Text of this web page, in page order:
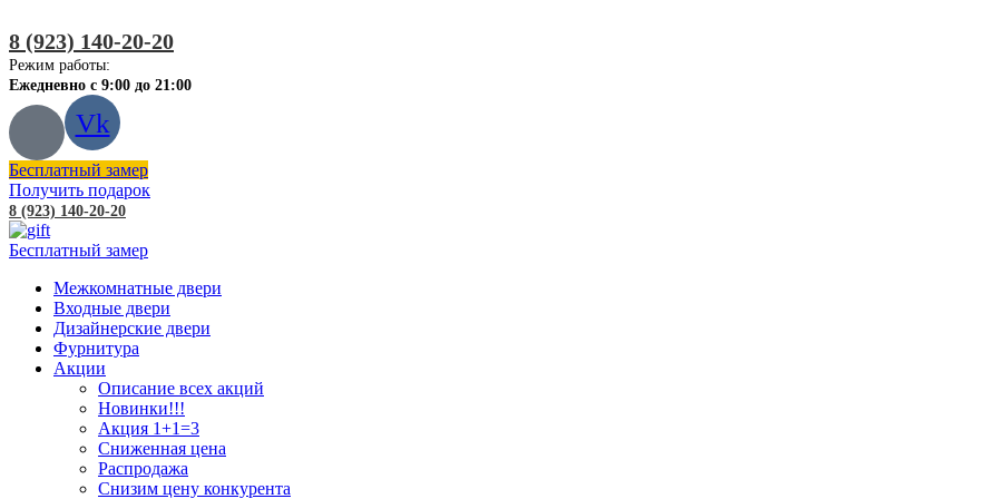
8 (923) 140-20-20
Режим работы:
Ежедневно с 9:00 до 21:00
Vk
Бесплатный замер
Получить подарок
8 (923) 140-20-20
Бесплатный замер
Межкомнатные двери
Входные двери
Дизайнерские двери
Фурнитура
Акции
Описание всех акций
Новинки!!!
Акция 1+1=3
Сниженная цена
Распродажа
Снизим цену конкурента